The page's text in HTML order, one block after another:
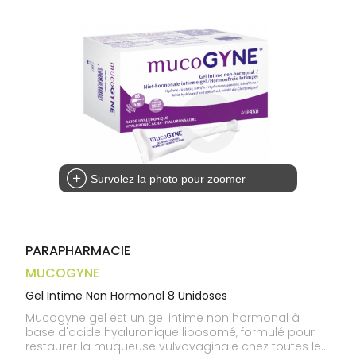
Homme
Visage
Survolez la photo pour zoomer
PARAPHARMACIE
MUCOGYNE
Gel Intime Non Hormonal 8 Unidoses
Mucogyne gel est un gel intime non hormonal à
base d'acide hyaluronique liposomé, formulé pour
restaurer la muqueuse vulvovaginale chez toutes les